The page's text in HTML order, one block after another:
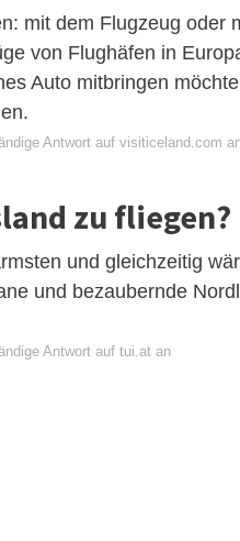
mit dem Flugzeug oder
von Flughäfen in
Auto mitbringen
Antwort auf visiticeland.com
zu fliegen?
und gleichzeitig
und bezaubernde
Antwort auf tui.at an